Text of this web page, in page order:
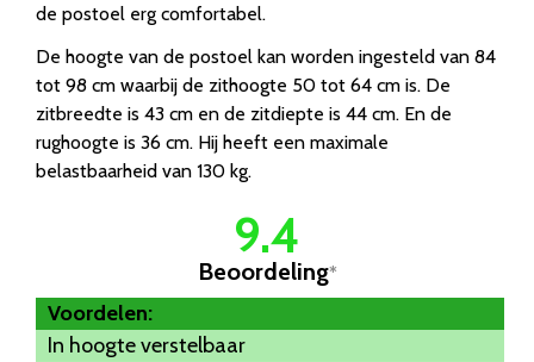
de postoel erg comfortabel.
De hoogte van de postoel kan worden ingesteld van 84
tot 98 cm waarbij de zithoogte 50 tot 64 cm is. De
zitbreedte is 43 cm en de zitdiepte is 44 cm. En de
rughoogte is 36 cm. Hij heeft een maximale
belastbaarheid van 130 kg.
9.4
Beoordeling*
Voordelen:
In hoogte verstelbaar